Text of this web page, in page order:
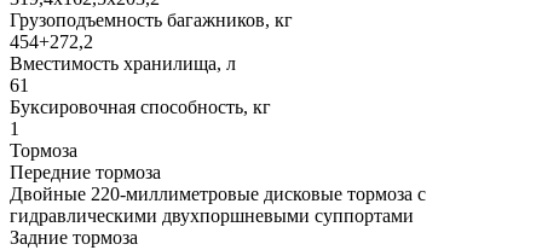
Грузоподъемность багажников, кг
454+272,2
Вместимость хранилища, л
61
Буксировочная способность, кг
1
Тормоза
Передние тормоза
Двойные 220-миллиметровые дисковые тормоза с
гидравлическими двухпоршневыми суппортами
Задние тормоза